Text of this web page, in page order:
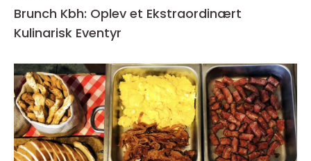
Brunch Kbh: Oplev et Ekstraordinært
Kulinarisk Eventyr